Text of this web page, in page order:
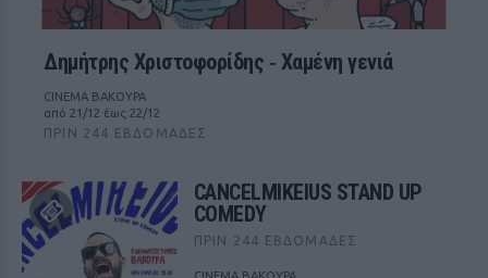
Δημήτρης Χριστοφορίδης ‑ Χαμένη γενιά
CINEMA ΒΑΚΟΥΡΑ
από 21/12 έως 22/12
ΠΡΙΝ 244 ΕΒΔΟΜΆΔΕΣ
CANCELMIKEIUS STAND UP
COMEDY
ΠΡΙΝ 244 ΕΒΔΟΜΆΔΕΣ